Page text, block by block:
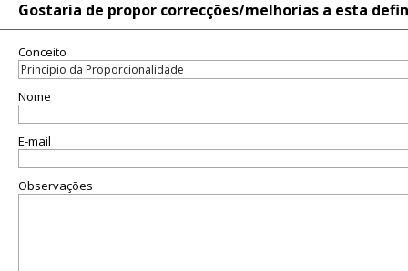
Gostaria de propor correcções/melhorias a esta
Conceito
Nome
E-mail
Observações